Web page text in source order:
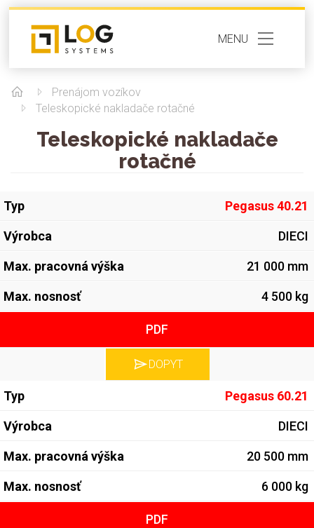
MENU
Prenájom vozíkov
Teleskopické nakladače rotačné
Teleskopické nakladače
rotačné
Pegasus 40.21
DIECI
21 000 mm
4 500 kg
PDF
DOPYT
Pegasus 60.21
DIECI
20 500 mm
6 000 kg
PDF